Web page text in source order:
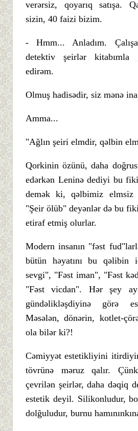
verərsiz, qoyarıq satışa.
sizin, 40 faizi bizim.
- Hmm... Anladım.
detektiv şeirlər kitabımla
edirəm.
Olmuş hadisədir, siz mənə
Amma...
"Ağlın şeiri elmdir, qəlbin
Qorkinin özünü, daha
edərkən Leninə dediyi bu
demək ki, qəlbimiz elmsiz
"Şeir ölüb" deyənlər də bu
etiraf etmiş olurlar.
Modern insanın "fəst
bütün həyatını bu qəlibin
sevgi", "Fəst iman", "Fəst
"Fəst vicdan". Hər şey
gündəlikləşdiyinə görə
Məsələn, dönərin, kotlet-
ola bilər ki?!
Cəmiyyət estetikliyini
tövrünə məruz qalır.
çevrilən şeirlər, daha dəqiq
estetik deyil. Silikonludur,
dolğuludur, burnu